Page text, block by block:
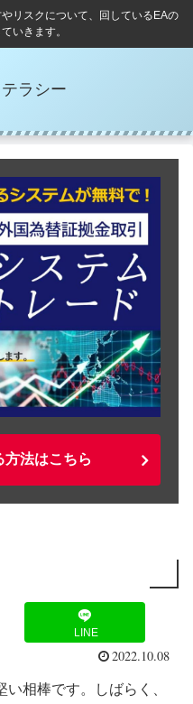
リスクについて、回しているEAの
いきます。
ラシー
方法はこちら
LINE
2022.10.08
相棒です。しばらく、